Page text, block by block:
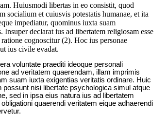
Huiusmodi libertas in eo consistit, quod
socialium et cuiusvis potestatis humanae, et ita
impediatur, quominus iuxta suam
declarat ius ad libertatem religiosam esse
cognoscitur (2). Hoc ius personae
ius civile evadat.
voluntate praediti ideoque personali
ad veritatem quaerendam, illam imprimis
suam iuxta exigentias veritatis ordinare. Huic
nisi libertate psychologica simul atque
sed in ipsa eius natura ius ad libertatem
quaerendi veritatem eique adhaerendi